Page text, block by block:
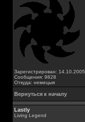
Зарегистрирован: 14.10.2005
Сообщения: 9828
Откуда: немецыя
Вернуться к началу
Lastly
Living Legend